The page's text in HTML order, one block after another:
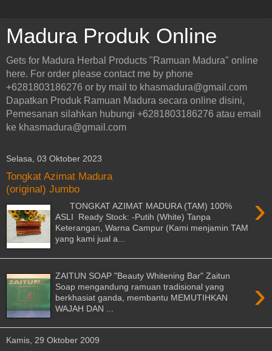
Madura Produk Online
Gets for Madura Herbal Products "Ramuan Madura" online
here. For order please contact me by phone
+6281803186276 or by mail to khasmadura@gmail.com
Dapatkan Produk Ramuan Madura secara online disini,
Pemesanan silahkan hubungi +6281803186276 atau email
ke khasmadura@gmail.com
Selasa, 03 Oktober 2023
Tongkat Azimat Madura
(original) Jumbo
›
TONGKAT AZIMAT MADURA (TAM) 100%
ASLI Ready Stock: -Putih (White) Tanpa
Keterangan, Warna Campur (Kami menjamin TAM
yang kami jual a...
›
ZAITUN SOAP "Beauty Whitening Bar" Zaitun
Soap mengandung ramuan tradisional yang
berkhasiat ganda, membantu MEMUTIHKAN
WAJAH DAN ...
Kamis, 29 Oktober 2009